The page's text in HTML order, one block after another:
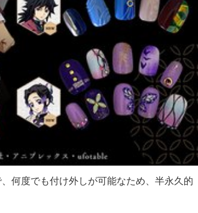
何度でも付け外しが可能なため、半永久的